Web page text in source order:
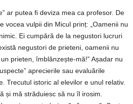
ar putea fi deviza mea ca profesor. De
vocea vulpii din Micul prinț: „Oamenii nu
Ei cumpără de la negustori lucruri
negustori de prieteni, oamenii nu
prieten, îmblânzește-mă!” Așadar nu
aprecierile sau evaluările
Trecutul istoric al elevilor e unul relativ.
și mă străduiesc să nu îl irosim.